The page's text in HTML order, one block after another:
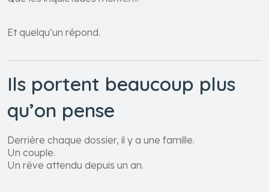
Et quelqu’un répond.
Ils portent beaucoup plus
qu’on pense
Derrière chaque dossier, il y a une famille.
Un couple.
Un rêve attendu depuis un an.